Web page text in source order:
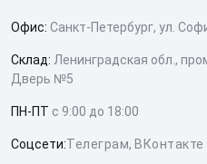
Офис: Санкт-Петербург, ул.
Склад: Ленинградская обл.,
Дверь №5
ПН-ПТ с 9:00 до 18:00
Соцсети:Телеграм, ВКонтакте